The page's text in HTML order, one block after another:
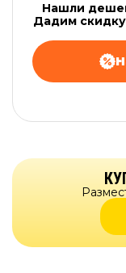
Нашли
Дадим